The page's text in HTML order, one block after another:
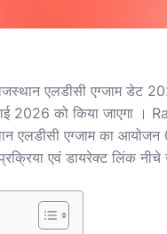
एलडीसी एग्जाम डेट
2026 को किया जाएगा
एलडीसी एग्जाम का
एवं डायरेक्ट लिंक नीचे